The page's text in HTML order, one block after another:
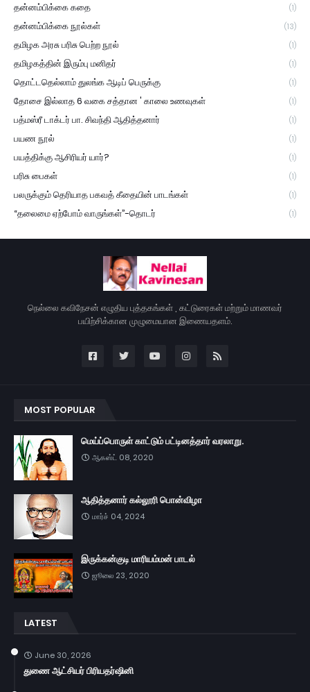
தன்னம்பிக்கை கதை (1)
தன்னம்பிக்கை நூல்கள் (13)
தமிழக அரசு பரிசு பெற்ற நூல் (1)
தமிழகத்தின் இரும்பு மனிதர் (1)
தொட்டதெல்லாம் துலங்க ஆடிப் பெருக்கு (1)
தோசை இல்லாத 6 வகை சத்தான ' காலை உணவுகள் (1)
பத்மஸ்ரீ டாக்டர் பா. சிவந்தி ஆதித்தனார் (1)
பயண நூல் (1)
பயத்திக்கு ஆசிரியர் யார்? (1)
பரிசு பைகள் (1)
பலருக்கும் தெரியாத பகவத் கீதையின் பாடங்கள் (1)
“தலைமை ஏற்போம் வாருங்கள்”-தொடர் (1)
நெல்லை கவிநேசன் எழுதிய புத்தகங்கள் , கட்டுரைகள் மற்றும் மாணவர்
பயிற்சிக்கான முழுமையான இணையதளம்.
MOST POPULAR
மெய்ப்பொருள் காட்டும் பட்டினத்தார் வரலாறு.
ஆகஸ்ட் 08, 2020
ஆதித்தனார் கல்லூரி பொன்விழா
மார்ச் 04, 2024
இருக்கன்குடி மாரியம்மன் பாடல்
ஜூலை 23, 2020
LATEST
June 30, 2026
துணை ஆட்சியர் பிரியதர்ஷினி